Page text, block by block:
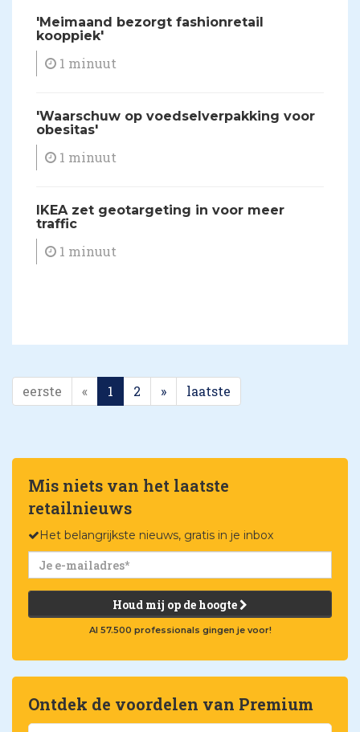
'Meimaand bezorgt fashionretail
kooppiek'
1 minuut
'Waarschuw op voedselverpakking voor
obesitas'
1 minuut
IKEA zet geotargeting in voor meer
traffic
1 minuut
eerste « 1 2 » laatste
Mis niets van het laatste
retailnieuws
Het belangrijkste nieuws, gratis in je inbox
Houd mij op de hoogte
Al 57.500 professionals gingen je voor!
Ontdek de voordelen van Premium